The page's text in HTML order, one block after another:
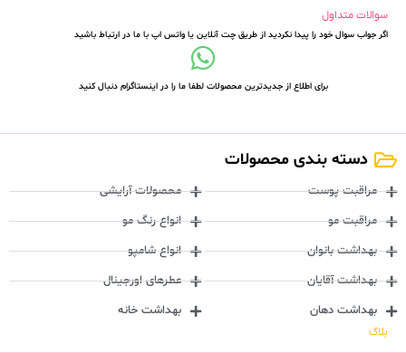
سوالات متداول
اگر جواب سوال خود را پیدا نکردید از طریق چت آنلاین یا واتس اپ با ما در ارتباط باشید
برای اطلاع از جدیدترین محصولات لطفا ما را در اینستاگرام دنبال کنید
دسته بندی محصولات
مراقبت پوست
مراقبت مو
بهداشت بانوان
بهداشت آقایان
بهداشت دهان
محصولات آرایشی
انواع رنگ مو
انواع شامپو
عطرهای اورجینال
بهداشت خانه
بلاگ